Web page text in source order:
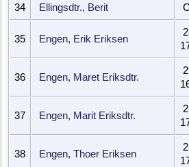
34 Ellingsdtr., Berit
35 Engen, Erik Eriksen
36 Engen, Maret Eriksdtr.
37 Engen, Marit Eriksdtr.
38 Engen, Thoer Eriksen